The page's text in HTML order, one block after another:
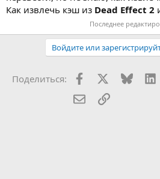
Как извлечь кэш из Dead Effect 2
Последнее
Войдите или
Поделиться: FacebookX (Twitter)
Bluesky
Электронная
Ссылка